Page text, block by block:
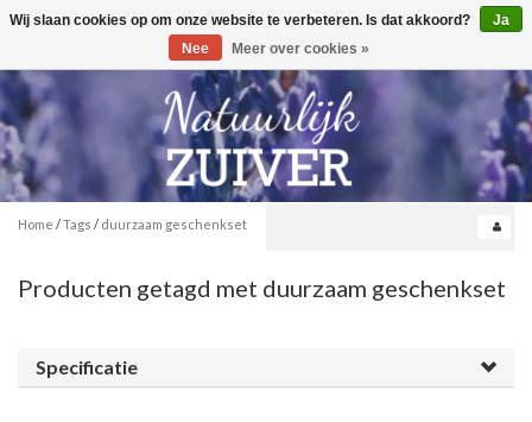
Toggle
0
Home /Tags / duurzaam geschenkset
Producten getagd met duurzaam geschenkset
Specificatie
Wij slaan cookies op om onze website te verbeteren. Is dat akkoord?
Ja
Nee
Meer over cookies »